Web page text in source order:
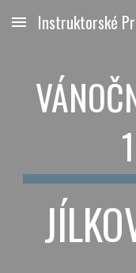
Skip to main content
Instruktorské